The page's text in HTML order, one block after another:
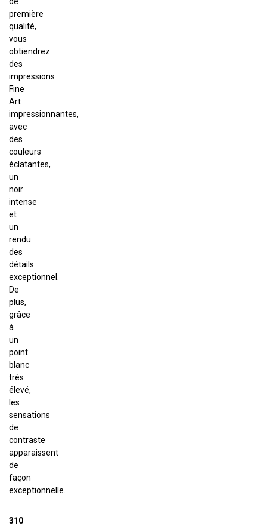
première
qualité,
vous
obtiendrez
des
impressions
Fine
Art
impressionnantes,
avec
des
couleurs
éclatantes,
un
noir
intense
et
un
rendu
des
détails
exceptionnel.
De
plus,
grâce
à
un
point
blanc
très
élevé,
les
sensations
de
contraste
apparaissent
de
façon
exceptionnelle.
310